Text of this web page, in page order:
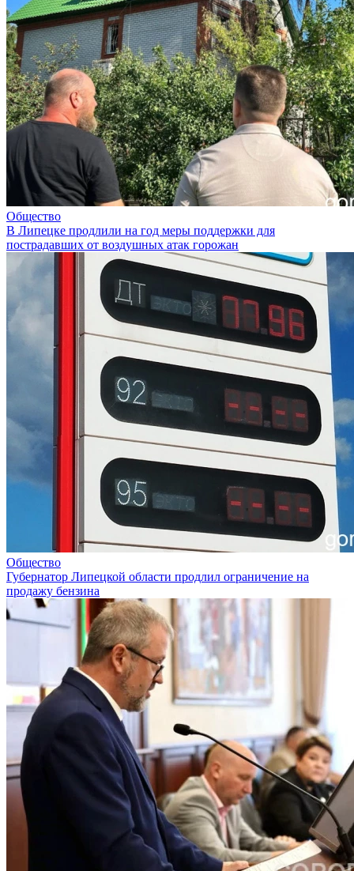
Общество
В Липецке продлили на год меры поддержки для
пострадавших от воздушных атак горожан
Общество
Губернатор Липецкой области продлил ограничение на
продажу бензина